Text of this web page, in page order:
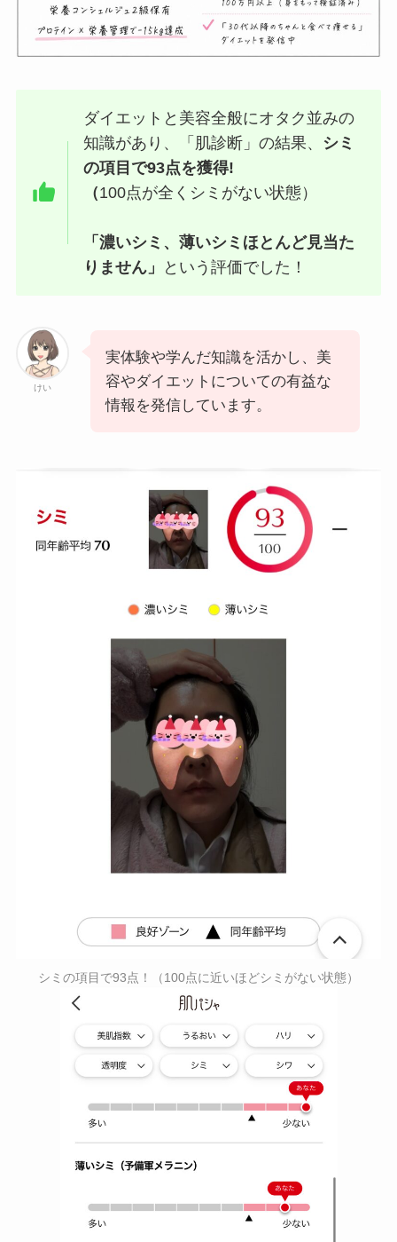
ダイエットと美容全般にオタク並みの
知識があり、「肌診断」の結果、 シミ
の項目で93点を獲得!
（100点が全くシミがない状態）
「濃いシミ、薄いシミほとんど見当た
りません」
という評価でした！
けい
実体験や学んだ知識を活かし、美
容やダイエットについての有益な
情報を発信しています。
シミの項目で93点！（100点に近いほどシミがない状態）